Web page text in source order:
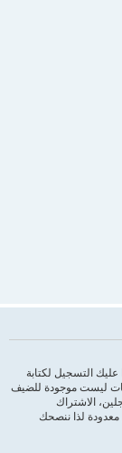
التسجيل لكتابة
ليست موجودة للضيف
الاشتراك
لذا ننصحك